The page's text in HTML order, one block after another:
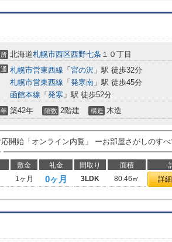
北海道札幌市西区西野七条 １０丁目
札幌市営東西線 「 宮の沢 」駅 徒歩32分
札幌市営東西線 「 発寒南 」駅 徒歩45分
函館本線 「 発寒 」駅 徒歩52分
築42年 階数 2階建 構造 木造
Ｌ
開始「オンライン内覧」 ーお部屋さがしのす
敷金 礼金 間取り 面積
1ヶ月 0ヶ月 3LDK 80.46㎡ 詳